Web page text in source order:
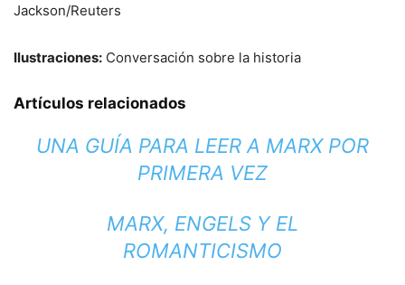
Jackson/Reuters
Ilustraciones: Conversación sobre la historia
Artículos relacionados
UNA GUÍA PARA LEER A MARX POR
PRIMERA VEZ
MARX, ENGELS Y EL
ROMANTICISMO